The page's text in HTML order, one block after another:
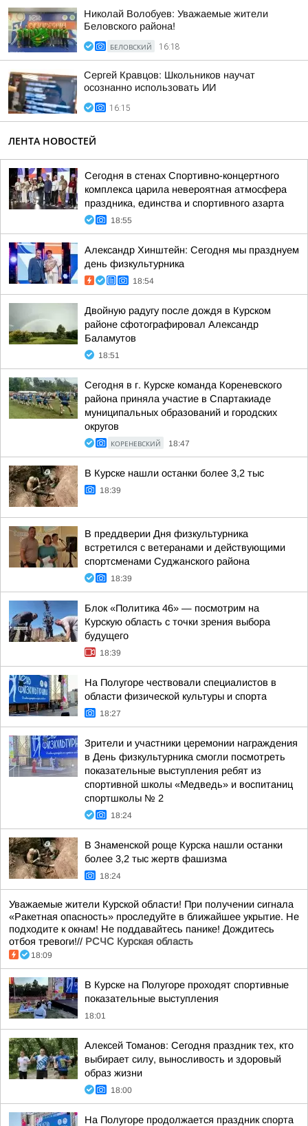
Николай Волобуев: Уважаемые жители
Беловского района!
БЕЛОВСКИЙ 16:18
Сергей Кравцов: Школьников научат
осознанно использовать ИИ
16:15
ЛЕНТА НОВОСТЕЙ
Сегодня в стенах Спортивно-концертного
комплекса царила невероятная атмосфера
праздника, единства и спортивного азарта
18:55
Александр Хинштейн: Сегодня мы празднуем
день физкультурника
18:54
Двойную радугу после дождя в Курском
районе сфотографировал Александр
Баламутов
18:51
Сегодня в г. Курске команда Кореневского
района приняла участие в Спартакиаде
муниципальных образований и городских
округов
КОРЕНЕВСКИЙ 18:47
В Курске нашли останки более 3,2 тыс
18:39
В преддверии Дня физкультурника
встретился с ветеранами и действующими
спортсменами Суджанского района
18:39
Блок «Политика 46» — посмотрим на
Курскую область с точки зрения выбора
будущего
18:39
На Полугоре чествовали специалистов в
области физической культуры и спорта
18:27
Зрители и участники церемонии награждения
в День физкультурника смогли посмотреть
показательные выступления ребят из
спортивной школы «Медведь» и воспитаниц
спортшколы № 2
18:24
В Знаменской роще Курска нашли останки
более 3,2 тыс жертв фашизма
18:24
Уважаемые жители Курской области! При получении сигнала
«Ракетная опасность» проследуйте в ближайшее укрытие. Не
подходите к окнам! Не поддавайтесь панике! Дождитесь
отбоя тревоги!// РСЧС Курская область
18:09
В Курске на Полугоре проходят спортивные
показательные выступления
18:01
Алексей Томанов: Сегодня праздник тех, кто
выбирает силу, выносливость и здоровый
образ жизни
18:00
На Полугоре продолжается праздник спорта